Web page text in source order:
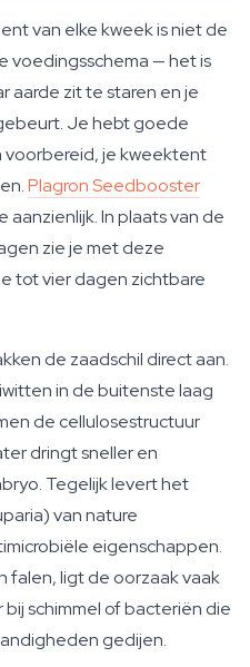
van elke kweek is niet de
voedingsschema — het is
aarde zit te staren en je
Je hebt goede
voorbereid, je kweektent
Plagron Seedbooster
In plaats van de
zie je met deze
tot vier dagen zichtbare
de zaadschil direct aan.
in de buitenste laag
de cellulosestructuur
dringt sneller en
Tegelijk levert het
van nature
eigenschappen.
falen, ligt de oorzaak vaak
schimmel of bacteriën die
gedijen.